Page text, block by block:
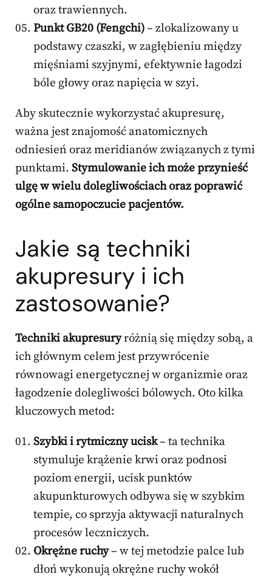
oraz trawiennych.
Punkt GB20 (Fengchi)– zlokalizowany u
podstawy czaszki, w zagłębieniu między
mięśniami szyjnymi, efektywnie łagodzi
bóle głowy oraz napięcia w szyi.
Aby skutecznie wykorzystać akupresurę,
ważna jest znajomość anatomicznych
odniesień oraz meridianów związanych z tymi
punktami. Stymulowanie ich może przynieść
ulgę w wielu dolegliwościach oraz poprawić
ogólne samopoczucie pacjentów.
Jakie są techniki
akupresury i ich
zastosowanie?
Techniki akupresuryróżnią się między sobą, a
ich głównym celem jest przywrócenie
równowagi energetycznej w organizmie oraz
łagodzenie dolegliwości bólowych. Oto kilka
kluczowych metod:
Szybki i rytmiczny ucisk– ta technika
stymuluje krążenie krwi oraz podnosi
poziom energii, ucisk punktów
akupunkturowych odbywa się w szybkim
tempie, co sprzyja aktywacji naturalnych
procesów leczniczych.
Okrężne ruchy– w tej metodzie palce lub
dłoń wykonują okrężne ruchy wokół